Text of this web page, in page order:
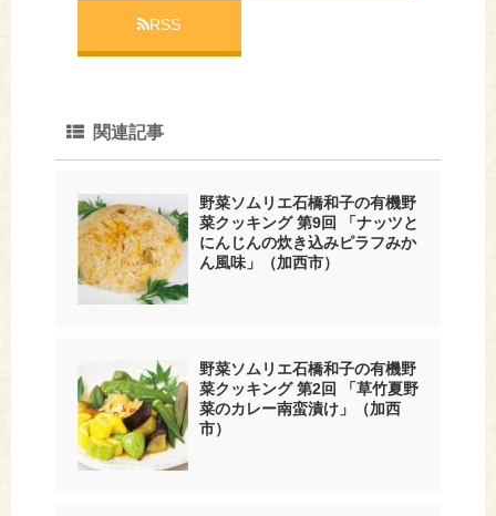
RSS
関連記事
野菜ソムリエ石橋和子の有機野
菜クッキング 第9回 「ナッツと
にんじんの炊き込みピラフみか
ん風味」（加西市）
野菜ソムリエ石橋和子の有機野
菜クッキング 第2回 「草竹夏野
菜のカレー南蛮漬け」（加西
市）